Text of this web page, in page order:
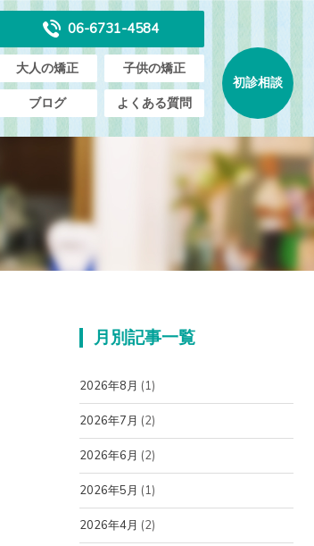
06-6731-4584
大人の矯正 子供の矯正
ブログ よくある質問
初診相談
月別記事一覧
2026年8月 (1)
2026年7月 (2)
2026年6月 (2)
2026年5月 (1)
2026年4月 (2)